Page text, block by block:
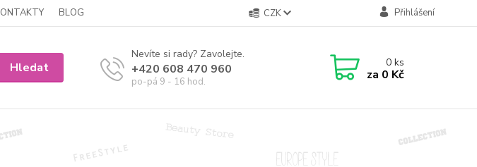
BLOG CZK Přihlášení
Hledat
Nevíte si rady? Zavolejte.
+420 608 470 960
po-pá 9 - 16 hod.
0ks
za 0 Kč